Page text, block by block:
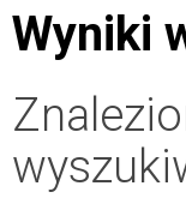
Wyniki